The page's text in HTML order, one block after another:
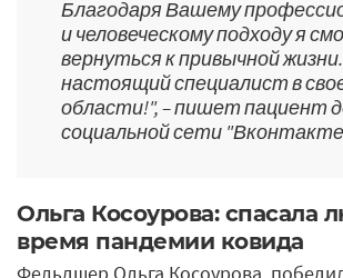
Благодаря Вашему
и человеческому подходу я
вернуться к привычной
настоящий специалист в
области!", – пишет пациент
социальной сети
Ольга Косоурова: спасала
время пандемии ковида